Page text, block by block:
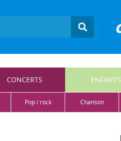
CONCERTS ENFANTS
pop / rock chanson